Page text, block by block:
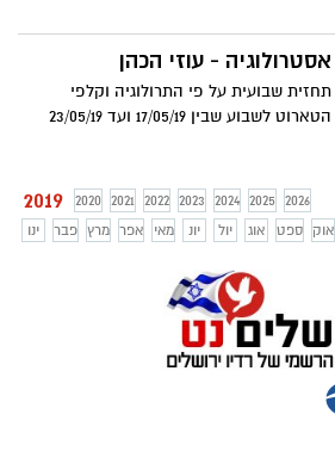
אסטרולוגיה - עוזי הכהן
תחזית שבועית על פי התרולוגיה וקלפי
הטארוט לשבוע שבין 17/05/19 ועד 23/05/19
2019 2020 2021 2022 2023 2024 2025
2026
ינו
פבר מרץ אפר מאי יונ יול אוג ספט אוק